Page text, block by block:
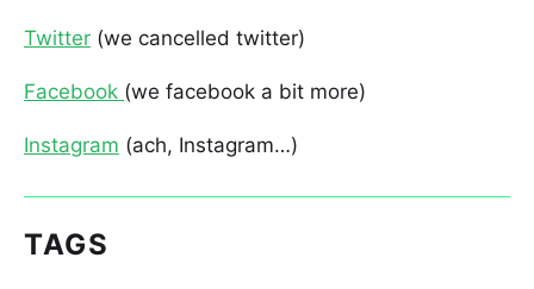
Twitter (we cancelled twitter)
Facebook (we facebook a bit more)
Instagram (ach, Instagram…)
TAGS